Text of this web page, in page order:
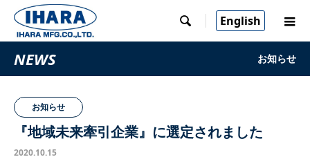
 English
NEWS お知らせ
お知らせ
『地域未来牽引企業』に選定されました
2020.10.15